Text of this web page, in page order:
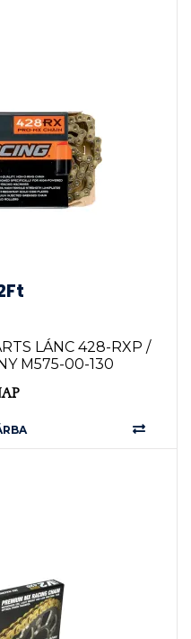
LÁNC 428-RXP /
M575-00-130